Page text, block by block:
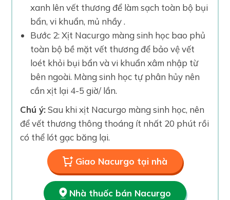
xanh lên vết thương để làm sạch toàn bộ bụi
bẩn, vi khuẩn, mủ nhầy .
Bước 2: Xịt Nacurgo màng sinh học bao phủ
toàn bộ bề mặt vết thương để bảo vệ vết
loét khỏi bụi bẩn và vi khuẩn xâm nhập từ
bên ngoài. Màng sinh học tự phân hủy nên
cần xịt lại 4-5 giờ/ lần.
Chú ý:Sau khi xịt Nacurgo màng sinh học, nên
để vết thương thông thoáng ít nhất 20 phút rồi
có thể lót gạc băng lại.
Giao Nacurgo tại nhà
Nhà thuốc bán Nacurgo